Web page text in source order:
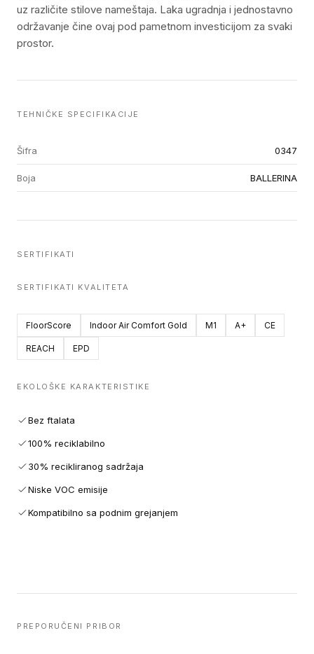
uz različite stilove nameštaja. Laka ugradnja i jednostavno
održavanje čine ovaj pod pametnom investicijom za svaki
prostor.
TEHNIČKE SPECIFIKACIJE
Šifra 0347
Boja BALLERINA
SERTIFIKATI
SERTIFIKATI KVALITETA
FloorScore Indoor Air Comfort Gold M1 A+ CE
REACH EPD
EKOLOŠKE KARAKTERISTIKE
Bez ftalata
100% reciklabilno
30% recikliranog sadržaja
Niske VOC emisije
Kompatibilno sa podnim grejanjem
PREPORUČENI PRIBOR